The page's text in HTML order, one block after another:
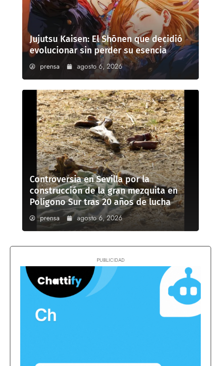
Jujutsu Kaisen: El Shōnen que decidió
evolucionar sin perder su esencia
prensa agosto 6, 2026
Controversia en Sevilla por la
construcción de la gran mezquita en
Polígono Sur tras 20 años de lucha
prensa agosto 6, 2026